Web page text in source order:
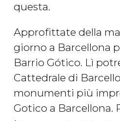
questa.
Approfittate della
giorno a Barcellona
Barrio Gótico. Lì
Cattedrale di
monumenti più
Gotico a Barcellona.